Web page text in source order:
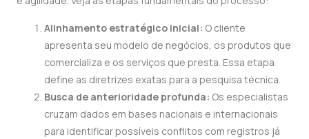
Alinhamento estratégico inicial: O cliente
apresenta seu modelo de negócios, os produtos que
comercializa e os serviços que presta. Essa etapa
define as diretrizes exatas para a pesquisa técnica.
Busca de anterioridade profunda: Os especialistas
cruzam dados em bases nacionais e internacionais
para identificar possíveis conflitos com registros já